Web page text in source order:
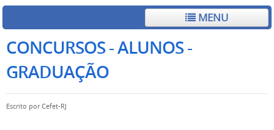
MENU
CONCURSOS - ALUNOS -
GRADUAÇÃO
Escrito porCefet-RJ